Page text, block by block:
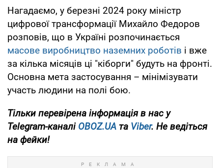
Нагадаємо, у березні 2024 року міністр
цифрової трансформації Михайло Федоров
розповів, що в Україні розпочинається
масове виробництво наземних роботів і вже
за кілька місяців ці "кіборги" будуть на фронті.
Основна мета застосування – мінімізувати
участь людини на полі бою.
Тільки перевірена інформація в нас у
Telegram-каналі OBOZ.UA та Viber. Не ведіться
на фейки!